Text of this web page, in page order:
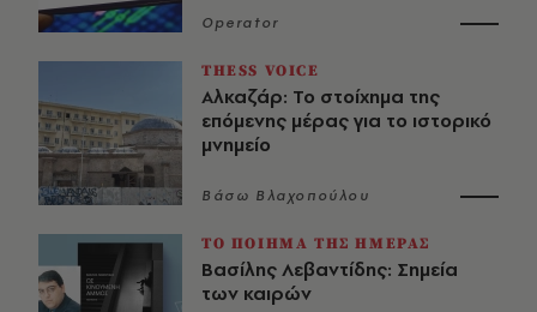
Operator
THESS VOICE
Αλκαζάρ: Το στοίχημα της
επόμενης μέρας για το ιστορικό
μνημείο
Βάσω Βλαχοπούλου
ΤΟ ΠΟΙΗΜΑ ΤΗΣ ΗΜΕΡΑΣ
Βασίλης Λεβαντίδης: Σημεία
των καιρών